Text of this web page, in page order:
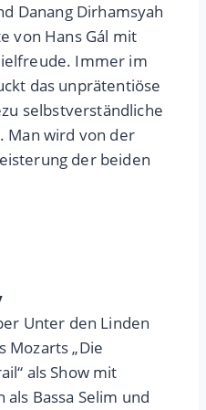
Danang Dirhamsyah
von Hans Gál mit
Immer im
das unprätentiöse
selbstverständliche
Man wird von der
der beiden
Unter den Linden
Mozarts „Die
als Show mit
Bassa Selim und